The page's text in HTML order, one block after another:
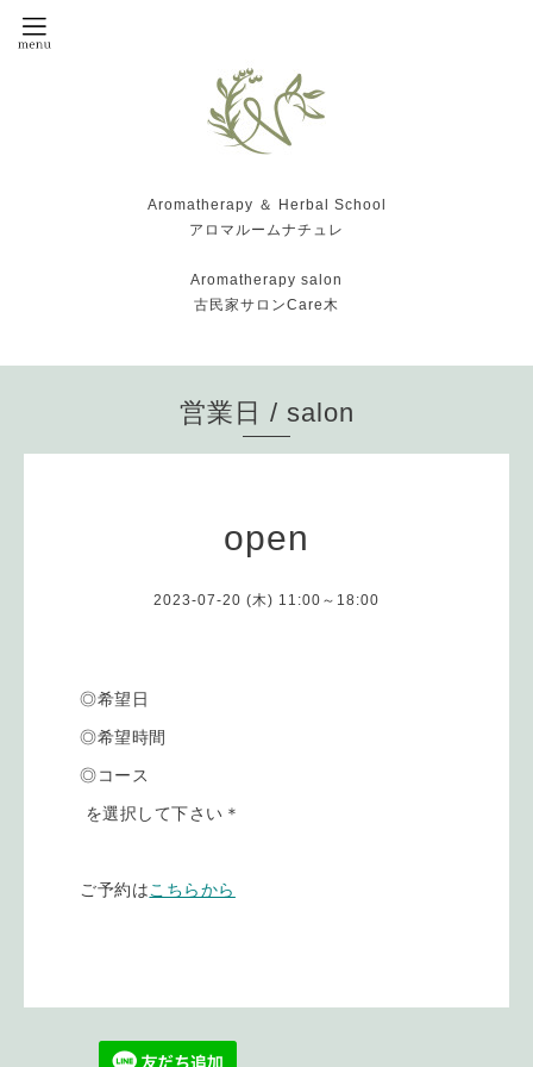
Aromatherapy ＆ Herbal School
アロマルームナチュレ
Aromatherapy salon
古民家サロンCare木
営業日 / salon
open
2023-07-20 (木) 11:00～18:00
◎希望日
◎希望時間
◎コース
を選択して下さい＊
ご予約はこちらから